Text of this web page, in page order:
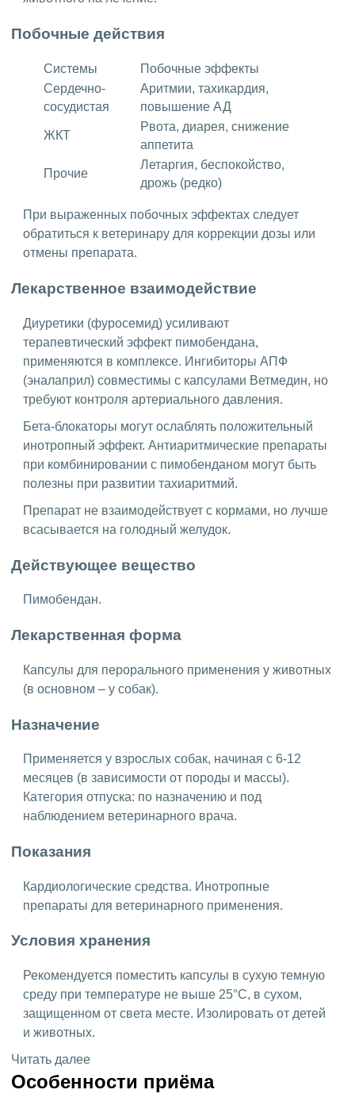
Побочные действия
Системы
Побочные эффекты
Сердечно-
сосудистая
Аритмии, тахикардия,
повышение АД
ЖКТ
Рвота, диарея, снижение
аппетита
Прочие
Летаргия, беспокойство,
дрожь (редко)
При выраженных побочных эффектах следует
обратиться к ветеринару для коррекции дозы или
отмены препарата.
Лекарственное взаимодействие
Диуретики (фуросемид) усиливают
терапевтический эффект пимобендана,
применяются в комплексе. Ингибиторы АПФ
(эналаприл) совместимы с капсулами Ветмедин, но
требуют контроля артериального давления.
Бета-блокаторы могут ослаблять положительный
инотропный эффект. Антиаритмические препараты
при комбинировании с пимобенданом могут быть
полезны при развитии тахиаритмий.
Препарат не взаимодействует с кормами, но лучше
всасывается на голодный желудок.
Действующее вещество
Пимобендан.
Лекарственная форма
Капсулы для перорального применения у животных
(в основном – у собак).
Назначение
Применяется у взрослых собак, начиная с 6-12
месяцев (в зависимости от породы и массы).
Категория отпуска: по назначению и под
наблюдением ветеринарного врача.
Показания
Кардиологические средства. Инотропные
препараты для ветеринарного применения.
Условия хранения
Рекомендуется поместить капсулы в сухую темную
среду при температуре не выше 25°C, в сухом,
защищенном от света месте. Изолировать от детей
и животных.
Читать далее
Особенности приёма